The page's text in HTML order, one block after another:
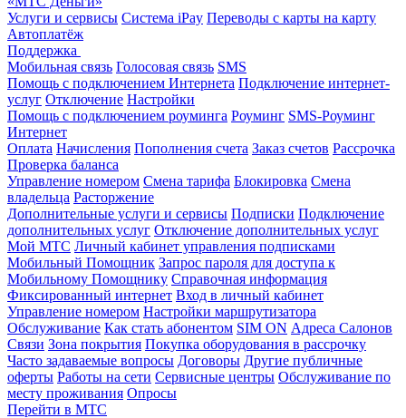
Услуги и сервисы Система iPay Переводы с карты на карту
Автоплатёж
Поддержка
Мобильная связь Голосовая связь SMS
Помощь с подключением Интернета Подключение интернет-
услуг Отключение Настройки
Помощь с подключением роуминга Роуминг SMS-Роуминг
Интернет
Оплата Начисления Пополнения счета Заказ счетов Рассрочка
Проверка баланса
Управление номером Смена тарифа Блокировка Смена
владельца Расторжение
Дополнительные услуги и сервисы Подписки Подключение
дополнительных услуг Отключение дополнительных услуг
Мой МТС Личный кабинет управления подписками
Мобильный Помощник Запрос пароля для доступа к
Мобильному Помощнику Справочная информация
Фиксированный интернет Вход в личный кабинет
Управление номером Настройки маршрутизатора
Обслуживание Как стать абонентом SIM ON Адреса Салонов
Связи Зона покрытия Покупка оборудования в рассрочку
Часто задаваемые вопросы Договоры Другие публичные
оферты Работы на сети Сервисные центры Обслуживание по
месту проживания Опросы
Перейти в МТС